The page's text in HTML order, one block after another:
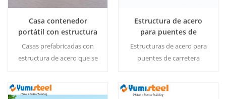
Casa contenedor
portátil con estructura
de acero
Casas prefabricadas con
estructura de acero que se
montaje rápido.
Estructura de acero
para puentes de
carretera prefabricados
con corte por láser y
Estructuras de acero para
puentes de carretera
láser de precisión para